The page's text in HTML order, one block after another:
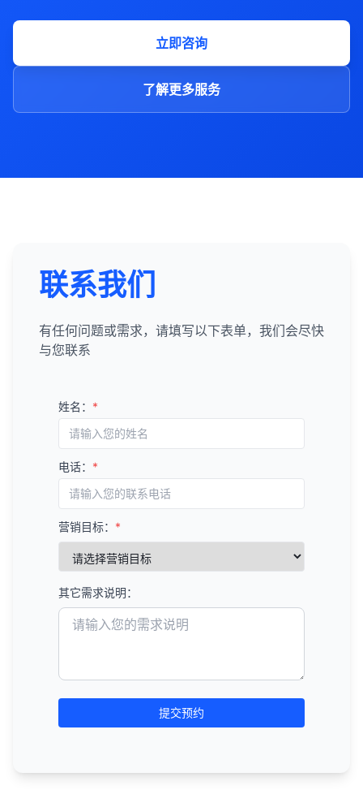
立即咨询
了解更多服务
联系我们
有任何问题或需求，请填写以下表单，我们会尽快
与您联系
姓名： *
电话： *
营销目标： *
其它需求说明：
提交预约